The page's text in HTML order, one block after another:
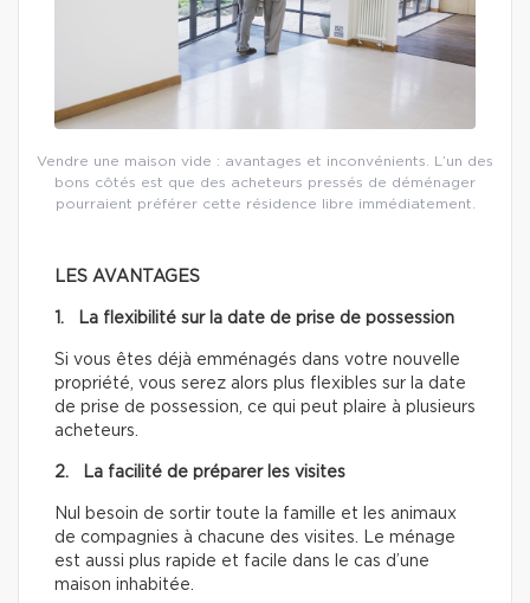
Vendre une maison vide : avantages et inconvénients. L’un des
bons côtés est que des acheteurs pressés de déménager
pourraient préférer cette résidence libre immédiatement.
LES AVANTAGES
1. La flexibilité sur la date de prise de possession
Si vous êtes déjà emménagés dans votre nouvelle
propriété, vous serez alors plus flexibles sur la date
de prise de possession, ce qui peut plaire à plusieurs
acheteurs.
2. La facilité de préparer les visites
Nul besoin de sortir toute la famille et les animaux
de compagnies à chacune des visites. Le ménage
est aussi plus rapide et facile dans le cas d’une
maison inhabitée.